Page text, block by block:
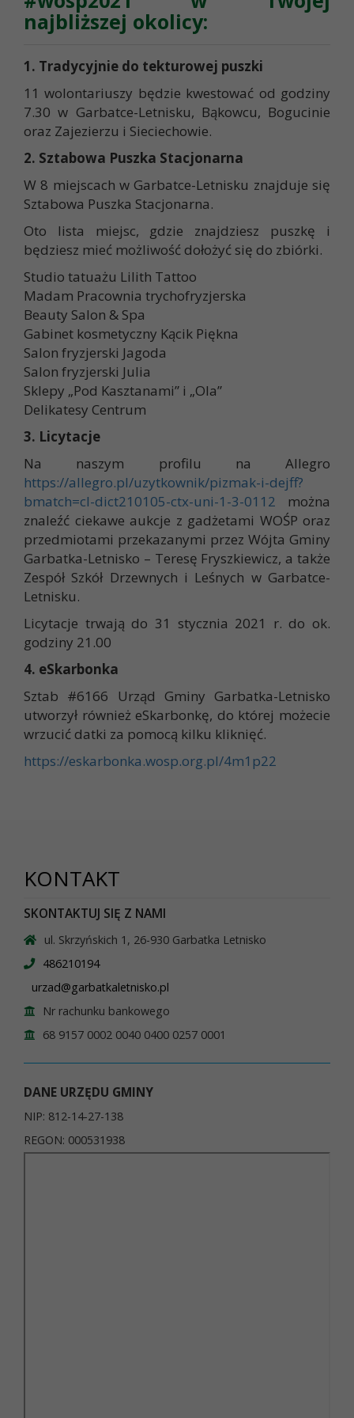
najbliższej okolicy:
1. Tradycyjnie do tekturowej puszki
11 wolontariuszy będzie kwestować od godziny
7.30 w Garbatce-Letnisku, Bąkowcu, Bogucinie
oraz Zajezierzu i Sieciechowie.
2. Sztabowa Puszka Stacjonarna
W 8 miejscach w Garbatce-Letnisku znajduje się
Sztabowa Puszka Stacjonarna.
Oto lista miejsc, gdzie znajdziesz puszkę i
będziesz mieć możliwość dołożyć się do zbiórki.
Studio tatuażu Lilith Tattoo
Madam Pracownia trychofryzjerska
Beauty Salon & Spa
Gabinet kosmetyczny Kącik Piękna
Salon fryzjerski Jagoda
Salon fryzjerski Julia
Sklepy „Pod Kasztanami” i „Ola”
Delikatesy Centrum
3. Licytacje
Na naszym profilu na Allegro
https://allegro.pl/uzytkownik/pizmak-i-dejff?
bmatch=cl-dict210105-ctx-uni-1-3-0112 można
znaleźć ciekawe aukcje z gadżetami WOŚP oraz
przedmiotami przekazanymi przez Wójta Gminy
Garbatka-Letnisko – Teresę Fryszkiewicz, a także
Zespół Szkół Drzewnych i Leśnych w Garbatce-
Letnisku.
Licytacje trwają do 31 stycznia 2021 r. do ok.
godziny 21.00
4. eSkarbonka
Sztab #6166 Urząd Gminy Garbatka-Letnisko
utworzył również eSkarbonkę, do której możecie
wrzucić datki za pomocą kilku kliknięć.
https://eskarbonka.wosp.org.pl/4m1p22
KONTAKT
SKONTAKTUJ SIĘ Z NAMI
ul. Skrzyńskich 1, 26-930 Garbatka Letnisko
486210194
urzad@garbatkaletnisko.pl
Nr rachunku bankowego
68 9157 0002 0040 0400 0257 0001
DANE URZĘDU GMINY
NIP: 812-14-27-138
REGON: 000531938